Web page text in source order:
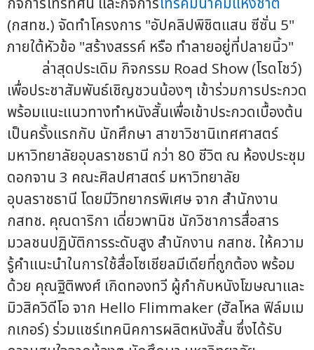
(กสทช.) จัดทำโครงการ "อัปคลิปพิชิตแสน ซีซั่น 5"
ภายใต้หัวข้อ "สร้างสรรค์ หรือ ทำลายอยู่ที่ปลายนิ้ว"
ล่าสุดประเดิม กิจกรรม Road Show (โรดโชว์)
เพื่อประชาสัมพันธ์เชิญชวนน้องๆ เข้าร่วมการประกวด
พร้อมแนะแนวทางทำหนังสั้นเพื่อเข้าประกวดเบื้องต้น
เป็นครั้งแรกกับ นักศึกษา สาขาวิชานิเทศศาสตร์
มหาวิทยาลัยอุบลราชธานี กว่า 80 ชีวิต ณ ห้องประชุม
ดอกจาน 3 คณะศิลปศาสตร์ มหาวิทยาลัย
อุบลราชธานี โดยมีวิทยากรพิเศษ จาก สำนักงาน
กสทช. คุณดาริกา เดี่ยวพานิช นักวิชาการสื่อสาร
มวลชนปฏิบัติการระดับสูง สำนักงาน กสทช. ให้ความ
รู้คำแนะนำในการใช้สื่อโซเชียลมีเดียที่ถูกต้อง พร้อม
ด้วย คุณฐิติพงศ์ เกิดทองทวี ผู้กำกับหนังโฆษณาและ
มิวสิควิดีโอ จาก Hello Flimmaker (ฮัลโหล ฟิล์มเม
กเกอร์) ร่วมแชร์เทคนิคการผลิตหนังสั้น ซึ่งได้รับ